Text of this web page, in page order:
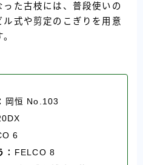
た古枝には、普段使いの
式や剪定のこぎりを用意
岡恒 No.103
6
FELCO 8